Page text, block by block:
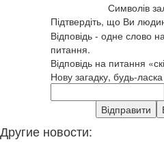
Символів
Підтвердіть, що Ви
Відповідь - одне слово
питання.
Відповідь на питання
Нову загадку, будь-ласка
Другие новости: